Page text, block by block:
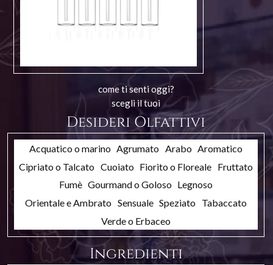
come ti senti oggi?
scegli il tuoi
Desideri Olfattivi
Acquatico o marino Agrumato Arabo Aromatico
Cipriato o Talcato Cuoiato Fiorito o Floreale Fruttato
Fumè Gourmand o Goloso Legnoso
Orientale e Ambrato Sensuale Speziato Tabaccato
Verde o Erbaceo
Ingredienti